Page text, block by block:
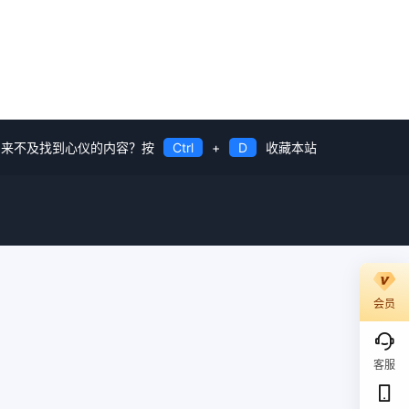
来不及找到心仪的内容？按 Ctrl + D 收藏本站
会员
客服